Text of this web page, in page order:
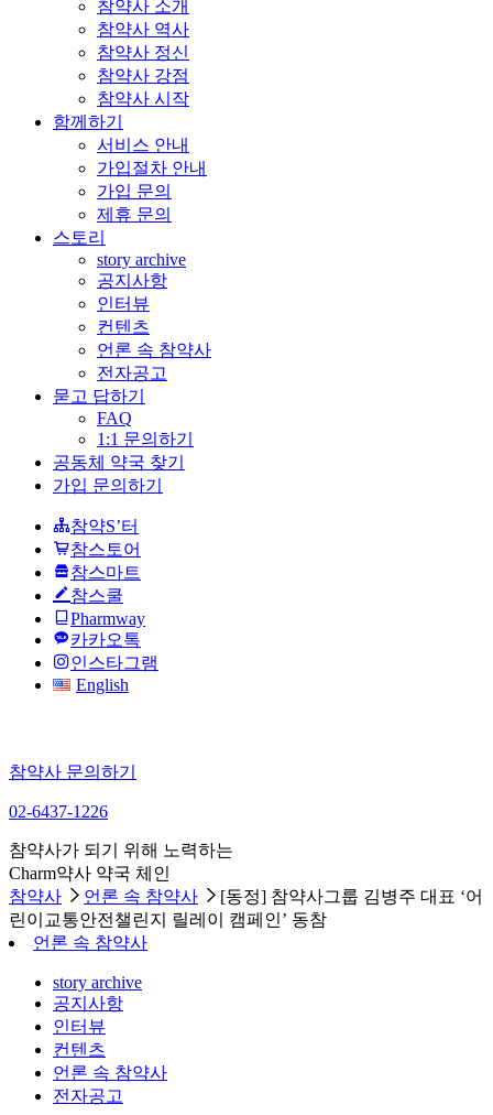
참약사 소개
참약사 역사
참약사 정신
참약사 강점
참약사 시작
함께하기
서비스 안내
가입절차 안내
가입 문의
제휴 문의
스토리
story archive
공지사항
인터뷰
컨텐츠
언론 속 참약사
전자공고
묻고 답하기
FAQ
1:1 문의하기
공동체 약국 찾기
가입 문의하기
참약S’터
참스토어
참스마트
참스쿨
Pharmway
카카오톡
인스타그램
English
참약사 문의하기
02-6437-1226
참약사가 되기 위해 노력하는
Charm약사 약국 체인
참약사
언론 속 참약사
[동정] 참약사그룹 김병주 대표 ‘어
린이교통안전챌린지 릴레이 캠페인’ 동참
언론 속 참약사
story archive
공지사항
인터뷰
컨텐츠
언론 속 참약사
전자공고